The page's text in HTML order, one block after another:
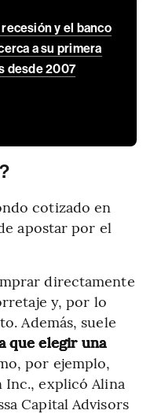
y el banco
a su primera
desde 2007
cotizado en
apostar por el
directamente
y, por lo
Además, suele
que elegir una
por ejemplo,
Inc., explicó Alina
Capital Advisors